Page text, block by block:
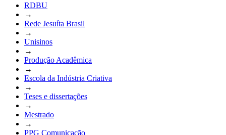
RDBU
→
Rede Jesuíta Brasil
→
Unisinos
→
Produção Acadêmica
→
Escola da Indústria Criativa
→
Teses e dissertações
→
Mestrado
→
PPG Comunicação